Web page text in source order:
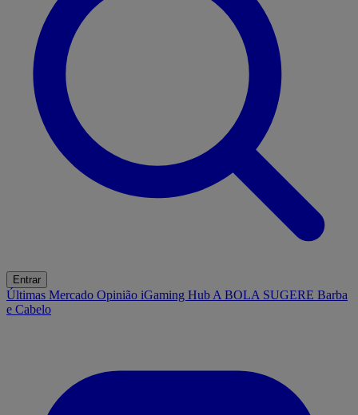
Entrar
Últimas Mercado Opinião iGaming Hub A BOLA SUGERE Barba
e Cabelo